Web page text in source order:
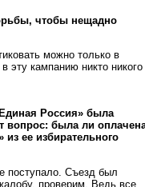
чтобы нещадно
можно только в
эту кампанию никто никого
Россия» была
вопрос: была ли
из ее избирательного
поступало. Съезд был
проверим. Ведь все